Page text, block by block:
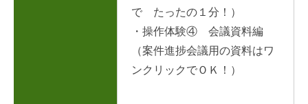
で たったの１分！）
・操作体験④ 会議資料編
（案件進捗会議用の資料はワ
ンクリックでＯＫ！）